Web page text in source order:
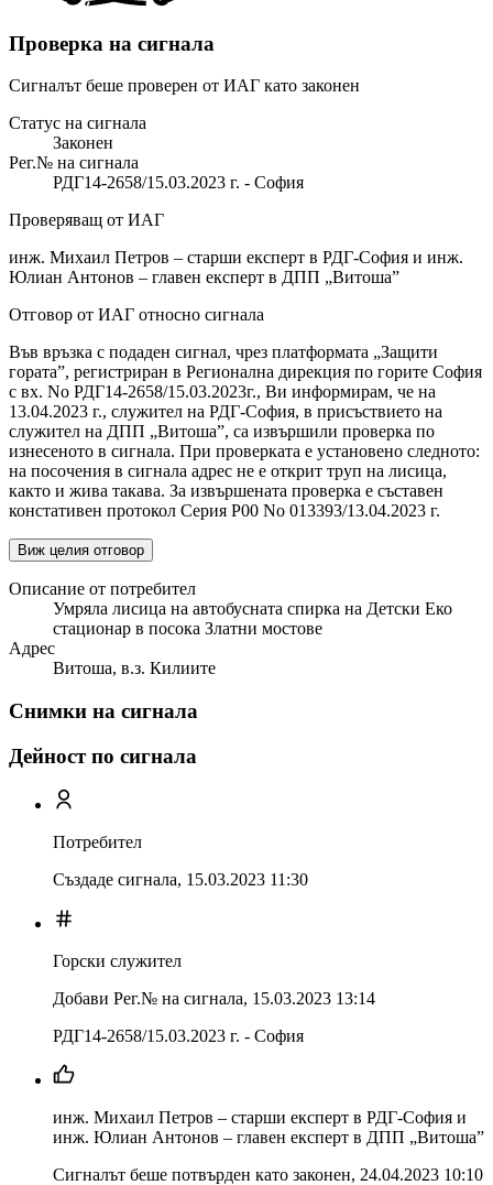
Проверка на сигнала
Сигналът беше проверен от ИАГ като законен
Статус на сигнала
Законен
Рег.№ на сигнала
РДГ14-2658/15.03.2023 г. - София
Проверяващ от ИАГ
инж. Михаил Петров – старши експерт в РДГ-София и инж.
Юлиан Антонов – главен експерт в ДПП „Витоша”
Отговор от ИАГ относно сигнала
Във връзка с подаден сигнал, чрез платформата „Защити
гората”, регистриран в Регионална дирекция по горите София
с вх. No РДГ14-2658/15.03.2023г., Ви информирам, че на
13.04.2023 г., служител на РДГ-София, в присъствието на
служител на ДПП „Витоша”, са извършили проверка по
изнесеното в сигнала. При проверката е установено следното:
на посочения в сигнала адрес не е открит труп на лисица,
както и жива такава. За извършената проверка е съставен
констативен протокол Серия Р00 No 013393/13.04.2023 г.
Виж целия отговор
Описание от потребител
Умряла лисица на автобусната спирка на Детски Еко
стационар в посока Златни мостове
Адрес
Витоша, в.з. Килиите
Снимки на сигнала
Дейност по сигнала
Потребител
Създаде сигнала, 15.03.2023 11:30
Горски служител
Добави Рег.№ на сигнала, 15.03.2023 13:14
РДГ14-2658/15.03.2023 г. - София
инж. Михаил Петров – старши експерт в РДГ-София и
инж. Юлиан Антонов – главен експерт в ДПП „Витоша”
Сигналът беше потвърден като законен, 24.04.2023 10:10